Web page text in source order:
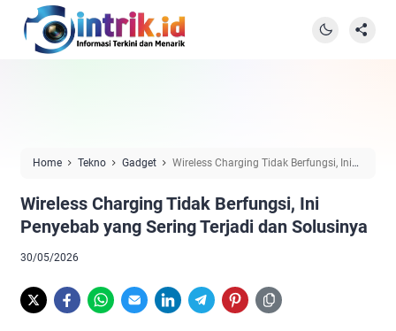
Home Tekno Gadget
Wireless Charging Tidak Berfungsi, Ini
Wireless Charging Tidak Berfungsi, Ini
Penyebab yang Sering Terjadi dan Solusinya
30/05/2026